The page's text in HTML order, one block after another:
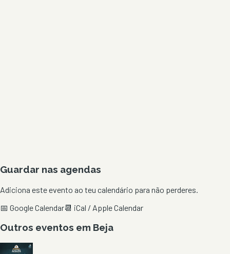
Guardar nas agendas
Adiciona este evento ao teu calendário para não perderes.
📅 Google Calendar📆 iCal / Apple Calendar
Outros eventos em Beja